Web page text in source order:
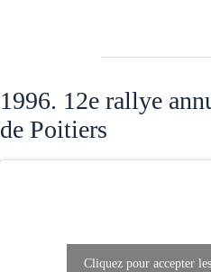
1996. 12e rallye
de Poitiers
Cliquez pour accepter